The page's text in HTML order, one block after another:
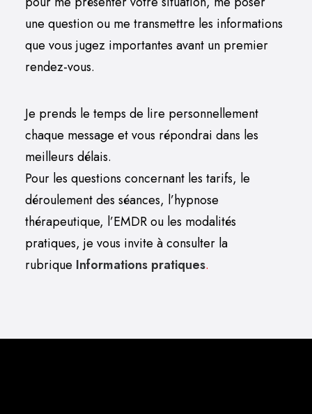
une question ou me transmettre les informations
que vous jugez importantes avant un premier
rendez-vous.
Je prends le temps de lire personnellement
chaque message et vous répondrai dans les
meilleurs délais.
Pour les questions concernant les tarifs, le
déroulement des séances, l’hypnose
thérapeutique, l’EMDR ou les modalités
pratiques, je vous invite à consulter la
rubrique Informations pratiques.